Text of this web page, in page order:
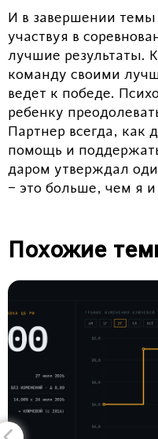
И в завершении темы
участвуя в
лучшие результаты.
команду своими
ведет к победе.
ребенку
Партнер всегда, как
помощь и
даром утверждал
– это больше, чем я и
Похожие